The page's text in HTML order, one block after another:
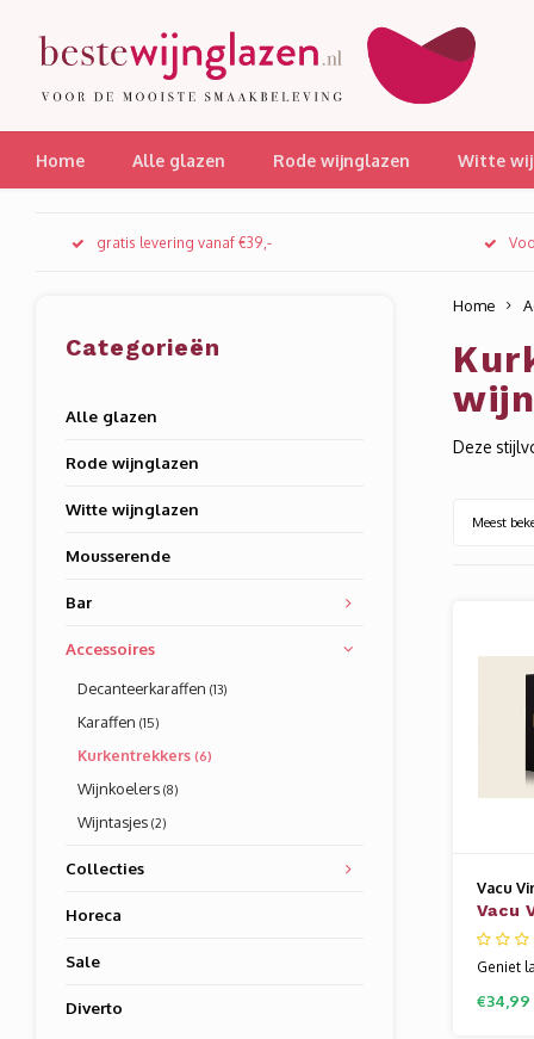
Home Alle glazen Rode wijnglazen Witte
gratis levering vanaf €39,-
Categorieën
Alle glazen
Rode wijnglazen
Witte wijnglazen
Mousserende
Bar
Accessoires
Decanteerkaraffen (13)
Karaffen (15)
Kurkentrekkers (6)
Wijnkoelers (8)
Wijntasjes (2)
Collecties
Horeca
Sale
Diverto
Home
Deze
Meest
Vacu
Vacu
RVS
Geniet
fles
€34,99